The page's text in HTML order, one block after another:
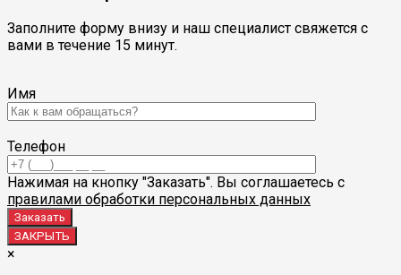
Заполните форму внизу и наш специалист свяжется с
вами в течение 15 минут.
Имя
Телефон
Нажимая на кнопку "Заказать". Вы соглашаетесь с
правилами обработки персональных данных
ЗАКРЫТЬ
×